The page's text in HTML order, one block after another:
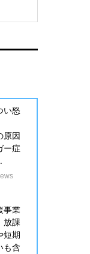
い怒
原因
ー症
事業
課
短期
も含